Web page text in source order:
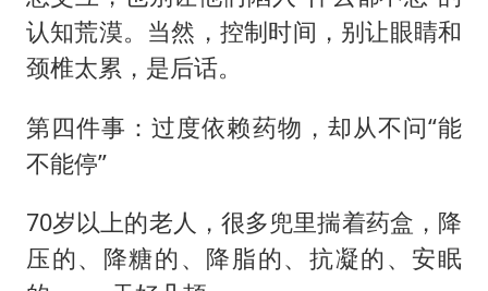
认知荒漠。当然，控制时间，别让眼睛和
颈椎太累，是后话。
第四件事：过度依赖药物，却从不问“能
不能停”
70岁以上的老人，很多兜里揣着药盒，降
压的、降糖的、降脂的、抗凝的、安眠